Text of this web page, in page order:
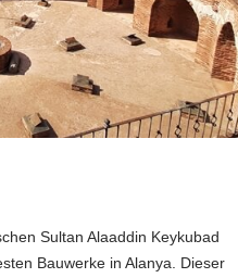
Sultan Alaaddin Keykubad
Bauwerke in Alanya. Dieser